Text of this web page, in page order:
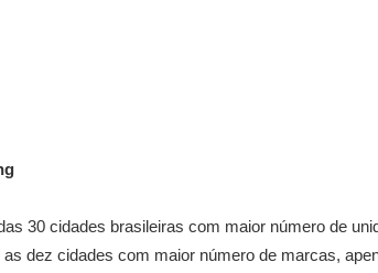
30 cidades brasileiras com maior número de
dez cidades com maior número de marcas,